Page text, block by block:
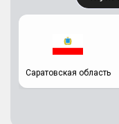
Саратовская область